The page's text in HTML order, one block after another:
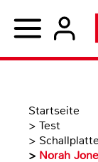
Startseite
> Test
> Schallplatte
> Norah